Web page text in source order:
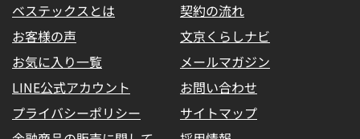
ベステックスとは
契約の流れ
お客様の声
文京くらしナビ
お気に入り一覧
メールマガジン
LINE公式アカウント
お問い合わせ
プライバシーポリシー
サイトマップ